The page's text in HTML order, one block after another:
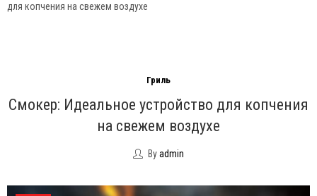
для копчения на свежем воздухе
Гриль
Смокер: Идеальное устройство для копчения
на свежем воздухе
Byadmin